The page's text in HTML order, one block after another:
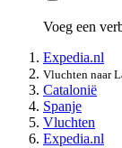
Voeg een
Expedia.nl
Vluchten naar
Catalonië
Spanje
Vluchten
Expedia.nl